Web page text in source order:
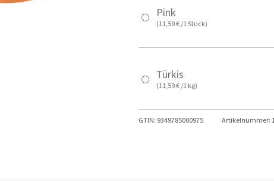
Pink
(11,59 € /1 Stück)
Türkis
(11,59 € /1 kg)
GTIN: 9349785000975 Artikelnummer: